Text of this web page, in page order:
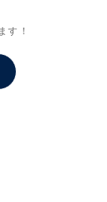
す！